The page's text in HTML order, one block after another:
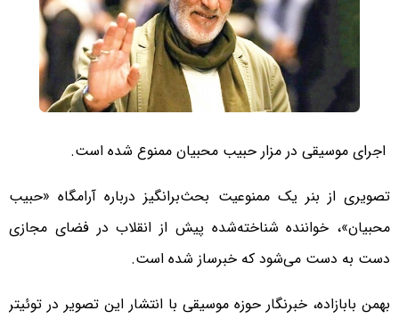
اجرای ‎موسیقی در مزار ‎حبیب محبیان ممنوع شده است.
تصویری از بنر یک ممنوعیت بحث‌برانگیز درباره آرامگاه «‎حبیب
محبیان»، خواننده شناخته‌شده پیش از انقلاب در فضای مجازی
دست به دست می‌شود که خبرساز شده است.
بهمن بابازاده، خبرنگار حوزه موسیقی با انتشار این تصویر در توئیتر